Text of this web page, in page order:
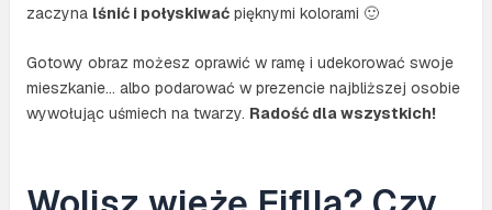
zaczyna lśnić i połyskiwaćpięknymi kolorami 🙂
Gotowy obraz możesz oprawić w ramę i udekorować swoje
mieszkanie… albo podarować w prezencie najbliższej osobie
wywołując uśmiech na twarzy. Radość dla wszystkich!